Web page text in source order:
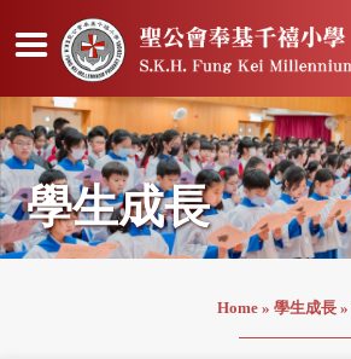
學生成長
Home » 學生成長 »